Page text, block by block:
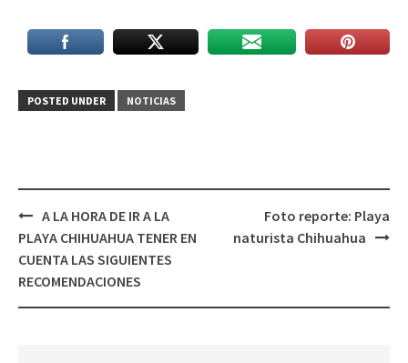
POSTED UNDER NOTICIAS
Post
navigation
A LA HORA DE IR A LA
PLAYA CHIHUAHUA TENER EN
CUENTA LAS SIGUIENTES
RECOMENDACIONES
Foto reporte: Playa
naturista Chihuahua